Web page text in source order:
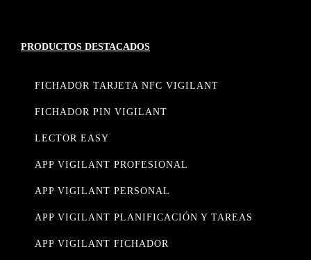
PRODUCTOS DESTACADOS
FICHADOR TARJETA NFC VIGILANT
FICHADOR PIN VIGILANT
LECTOR EASY
APP VIGILANT PROFESIONAL
APP VIGILANT PERSONAL
APP VIGILANT PLANIFICACIÓN Y TAREAS
APP VIGILANT FICHADOR